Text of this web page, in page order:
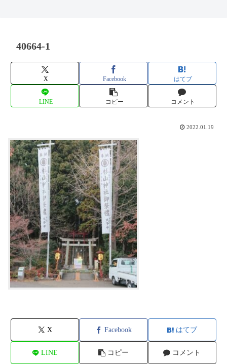
40664-1
X Facebook はてブ
LINE コピー コメント
2022.01.19
X Facebook はてブ
LINE コピー コメント